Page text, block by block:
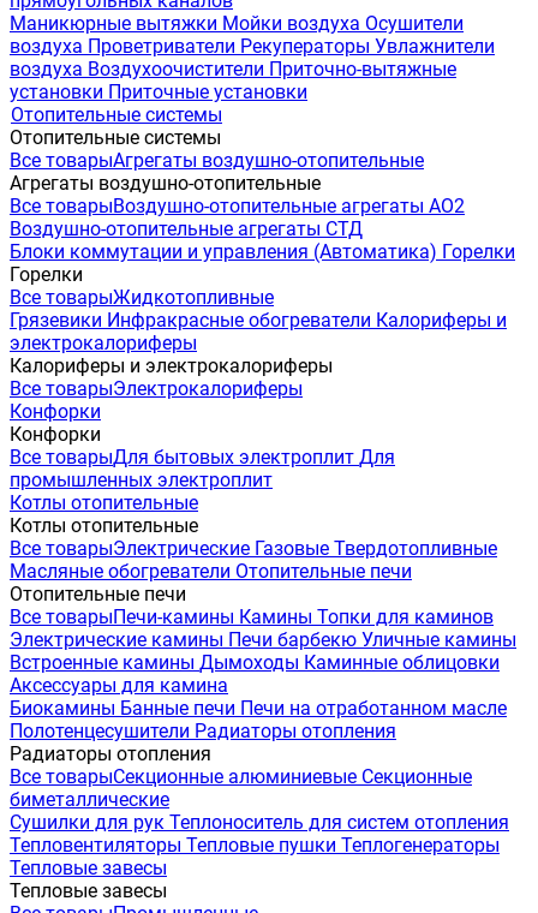
Маникюрные вытяжки Мойки воздуха Осушители
воздуха Проветриватели Рекуператоры Увлажнители
воздуха Воздухоочистители Приточно-вытяжные
установки Приточные установки
Отопительные системы
Отопительные системы
Все товарыАгрегаты воздушно-отопительные
Агрегаты воздушно-отопительные
Все товарыВоздушно-отопительные агрегаты АО2
Воздушно-отопительные агрегаты СТД
Блоки коммутации и управления (Автоматика) Горелки
Горелки
Все товарыЖидкотопливные
Грязевики Инфракрасные обогреватели Калориферы и
электрокалориферы
Калориферы и электрокалориферы
Все товарыЭлектрокалориферы
Конфорки
Конфорки
Все товарыДля бытовых электроплит Для
промышленных электроплит
Котлы отопительные
Котлы отопительные
Все товарыЭлектрические Газовые Твердотопливные
Масляные обогреватели Отопительные печи
Отопительные печи
Все товарыПечи-камины Камины Топки для каминов
Электрические камины Печи барбекю Уличные камины
Встроенные камины Дымоходы Каминные облицовки
Аксессуары для камина
Биокамины Банные печи Печи на отработанном масле
Полотенцесушители Радиаторы отопления
Радиаторы отопления
Все товарыСекционные алюминиевые Секционные
биметаллические
Сушилки для рук Теплоноситель для систем отопления
Тепловентиляторы Тепловые пушки Теплогенераторы
Тепловые завесы
Тепловые завесы